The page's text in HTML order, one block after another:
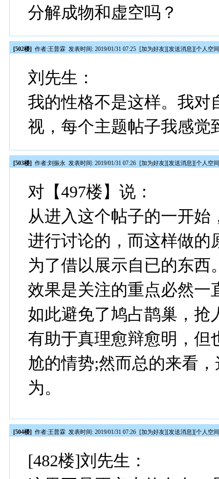
分解成物和虚空吗？
[502楼] 作者:王普霖 发表时间: 2019/01/31 07:25 [加为好友][发送消息][个人空
刘先生：
我的性格不是这样。我对
视，每个主题帖子我感觉
[503楼] 作者:刘振永 发表时间: 2019/01/31 07:26 [加为好友][发送消息][个人空
对【497楼】说：
从进入这个帖子的一开
进行讨论的，而这样做的
为了借以展示自已的东西
效果是关注的重点必然一
如此避免了鸠占鹊巢，抢
有助于真理愈辩愈明，但
尬的情势;然而总的来看
为。
[504楼] 作者:王普霖 发表时间: 2019/01/31 07:26 [加为好友][发送消息][个人空
[482楼]刘先生：